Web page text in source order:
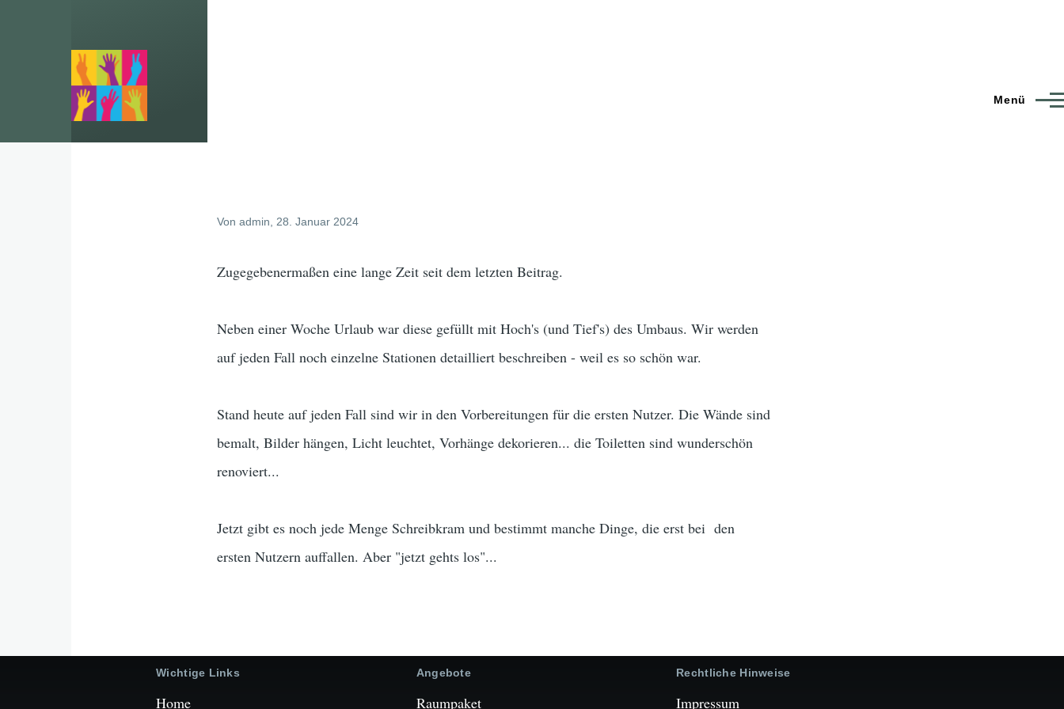
Menü
Vonadmin , 28. Januar 2024
Zugegebenermaßen eine lange Zeit seit dem letzten Beitrag.
Neben einer Woche Urlaub war diese gefüllt mit Hoch's (und Tief's) des Umbaus. Wir werden
auf jeden Fall noch einzelne Stationen detailliert beschreiben - weil es so schön war.
Stand heute auf jeden Fall sind wir in den Vorbereitungen für die ersten Nutzer. Die Wände sind
bemalt, Bilder hängen, Licht leuchtet, Vorhänge dekorieren... die Toiletten sind wunderschön
renoviert...
Jetzt gibt es noch jede Menge Schreibkram und bestimmt manche Dinge, die erst bei den
ersten Nutzern auffallen. Aber "jetzt gehts los"...
Wichtige Links
Home
Angebote
Raumpaket
Rechtliche Hinweise
Impressum